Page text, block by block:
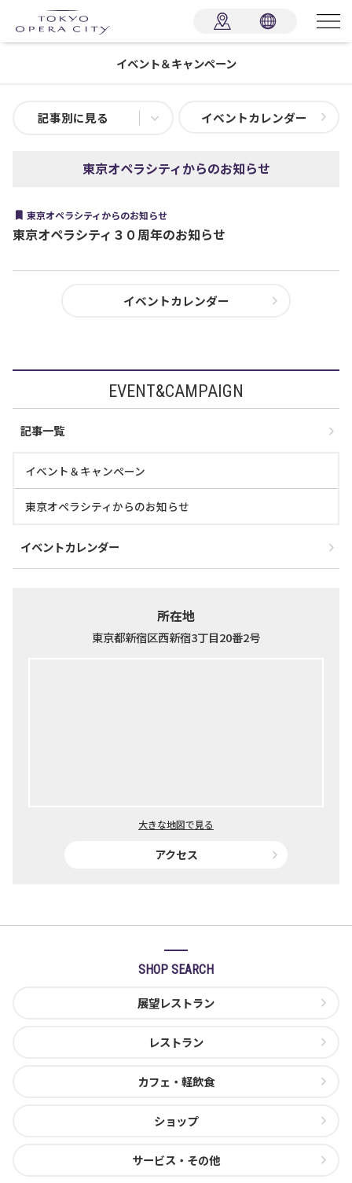
イベント＆キャンペーン
記事別に見る イベントカレンダー
東京オペラシティからのお知らせ
東京オペラシティからのお知らせ
東京オペラシティ３０周年のお知らせ
イベントカレンダー
EVENT&CAMPAIGN
記事一覧
イベント＆キャンペーン
東京オペラシティからのお知らせ
イベントカレンダー
所在地
東京都新宿区西新宿3丁目20番2号
大きな地図で見る
アクセス
SHOP SEARCH
展望レストラン
レストラン
カフェ・軽飲食
ショップ
サービス・その他